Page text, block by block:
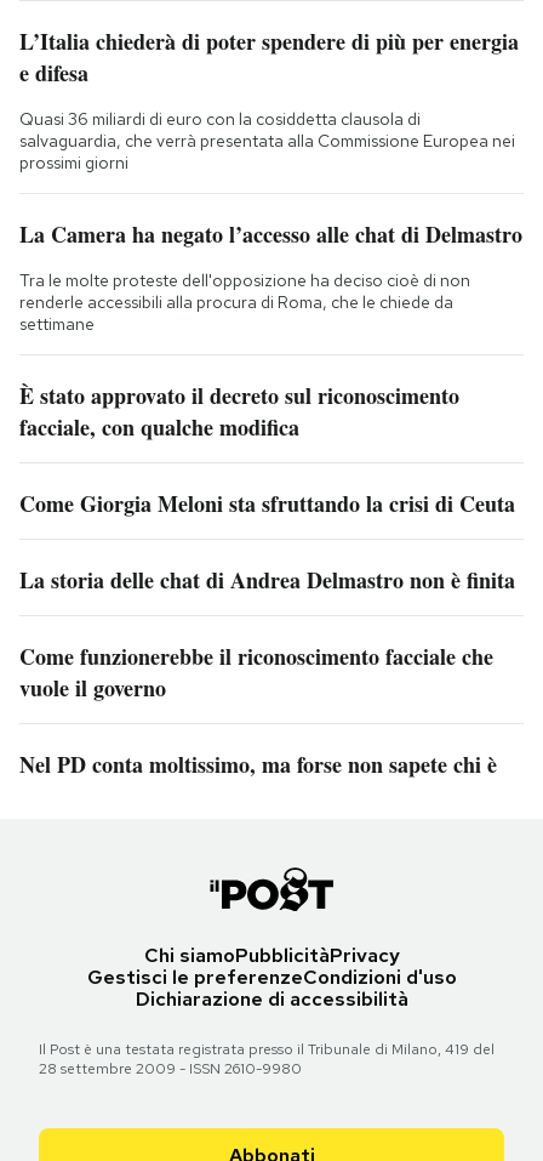
L’Italia chiederà di poter spendere di più per energia
e difesa
Quasi 36 miliardi di euro con la cosiddetta clausola di
salvaguardia, che verrà presentata alla Commissione Europea nei
prossimi giorni
La Camera ha negato l’accesso alle chat di Delmastro
Tra le molte proteste dell'opposizione ha deciso cioè di non
renderle accessibili alla procura di Roma, che le chiede da
settimane
È stato approvato il decreto sul riconoscimento
facciale, con qualche modifica
Come Giorgia Meloni sta sfruttando la crisi di Ceuta
La storia delle chat di Andrea Delmastro non è finita
Come funzionerebbe il riconoscimento facciale che
vuole il governo
Nel PD conta moltissimo, ma forse non sapete chi è
Chi siamoPubblicitàPrivacy
Gestisci le preferenzeCondizioni d'uso
Dichiarazione di accessibilità
Il Post è una testata registrata presso il Tribunale di Milano, 419 del
28 settembre 2009 - ISSN 2610-9980